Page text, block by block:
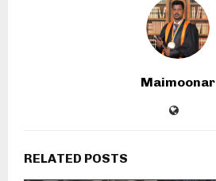
Maimoonar
RELATED POSTS